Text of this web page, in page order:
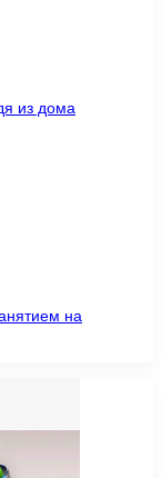
из дома
на